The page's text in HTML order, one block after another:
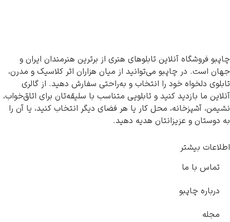
چاپبو فروشگاه آنلاین تابلوهای هنری از برترین هنرمندان ایران و
جهان است. در چاپبو می‌توانید از میان هزاران اثر کلاسیک و مدرن،
تابلوی دلخواه خود را انتخاب و به‌راحتی سفارش دهید. از گالری
آنلاین ما بازدید کنید و تابلویی متناسب با سلیقه‌تان برای اتاق‌خواب،
نشیمن، آشپزخانه، محل کار یا هر فضای دیگر انتخاب کنید، یا آن را
به دوستان و عزیزانتان هدیه دهید.
اطلاعات بیشتر
تماس با ما
درباره چاپبو
مجله